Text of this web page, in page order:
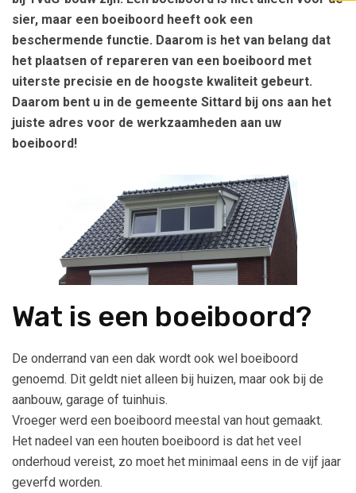
sier, maar een boeiboord heeft ook een
beschermende functie. Daarom is het van belang dat
het plaatsen of repareren van een boeiboord met
uiterste precisie en de hoogste kwaliteit gebeurt.
Daarom bent u in de gemeente Sittard bij ons aan het
juiste adres voor de werkzaamheden aan uw
boeiboord!
Wat is een boeiboord?
De onderrand van een dak wordt ook wel boeiboord
genoemd. Dit geldt niet alleen bij huizen, maar ook bij de
aanbouw, garage of tuinhuis.
Vroeger werd een boeiboord meestal van hout gemaakt.
Het nadeel van een houten boeiboord is dat het veel
onderhoud vereist, zo moet het minimaal eens in de vijf jaar
geverfd worden.